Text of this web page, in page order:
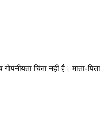
चिंता नहीं है। माता-पिता